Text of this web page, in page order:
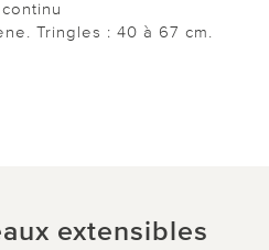
Tringles : 40 à 67 cm.
extensibles